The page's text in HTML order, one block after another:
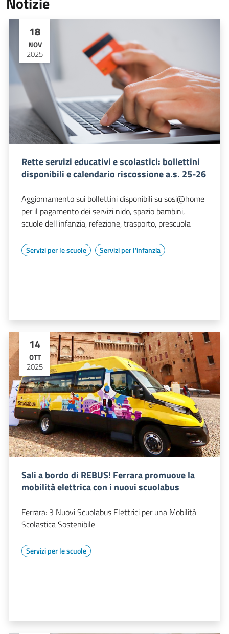
18
NOV
2025
Rette servizi educativi e scolastici: bollettini
disponibili e calendario riscossione a.s. 25-26
Aggiornamento sui bollettini disponibili su sosi@home
per il pagamento dei servizi nido, spazio bambini,
scuole dell'infanzia, refezione, trasporto, prescuola
Servizi per le scuole Servizi per l'infanzia
14
OTT
2025
Sali a bordo di REBUS! Ferrara promuove la
mobilità elettrica con i nuovi scuolabus
Ferrara: 3 Nuovi Scuolabus Elettrici per una Mobilità
Scolastica Sostenibile
Servizi per le scuole